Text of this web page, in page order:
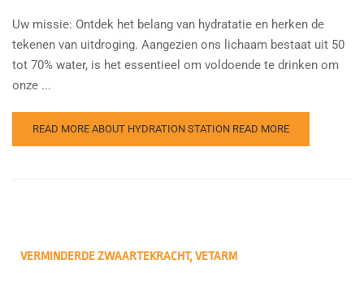
Uw missie: Ontdek het belang van hydratatie en herken de
tekenen van uitdroging. Aangezien ons lichaam bestaat uit 50
tot 70% water, is het essentieel om voldoende te drinken om
onze ...
READ MORE ABOUT HYDRATION STATION READ MORE
VERMINDERDE ZWAARTEKRACHT, VETARM